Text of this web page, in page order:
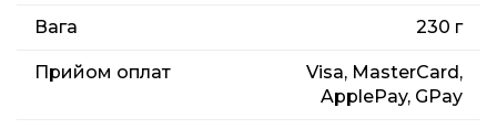
Вага 230 г
Прийом оплат
Visa, MasterCard,
ApplePay, GPay